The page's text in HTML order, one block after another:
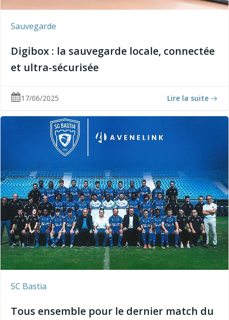
Sauvegarde
Digibox : la sauvegarde locale, connectée
et ultra-sécurisée
17/06/2025 Lire la suite
SC Bastia
Tous ensemble pour le dernier match du